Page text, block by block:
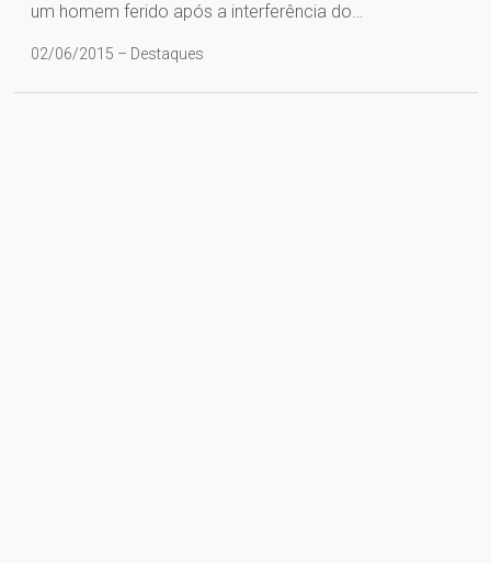
um homem ferido após a interferência do…
02/06/2015 – Destaques